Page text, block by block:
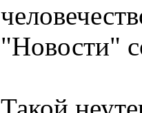
"Новости"